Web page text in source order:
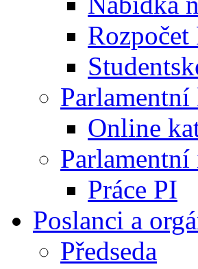
Rozpočet
Online
Práce PI
Poslanci a
Předseda